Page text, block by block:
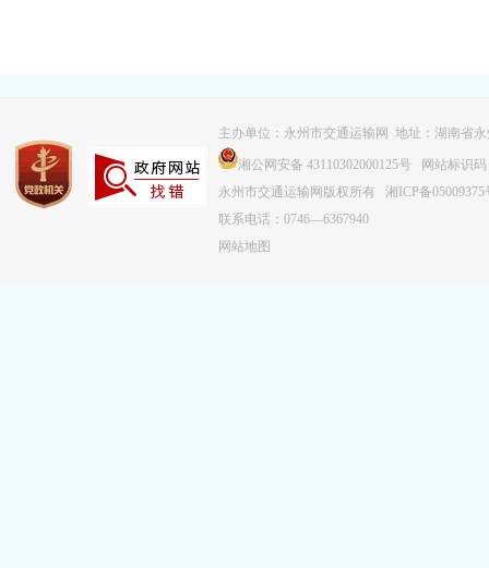
主办单位：永州市交通运输网 地址：湖南省
湘公网安备 43110302000125号 网站标识码
永州市交通运输网版权所有 湘ICP备05009375
联系电话：0746—6367940
网站地图